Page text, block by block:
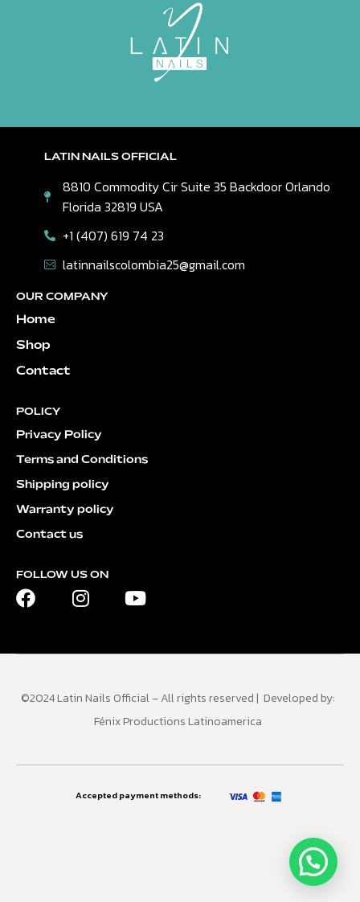
LATIN NAILS OFFICIAL
8810 Commodity Cir Suite 35 Backdoor Orlando
Florida 32819 USA
+1 (407) 619 74 23
latinnailscolombia25@gmail.com
OUR COMPANY
Home
Shop
Contact
POLICY
Privacy Policy
Terms and Conditions
Shipping policy
Warranty policy
Contact us
FOLLOW US ON
©2024 Latin Nails Official – All rights reserved | Developed by:
Fénix Productions Latinoamerica
Accepted payment methods: